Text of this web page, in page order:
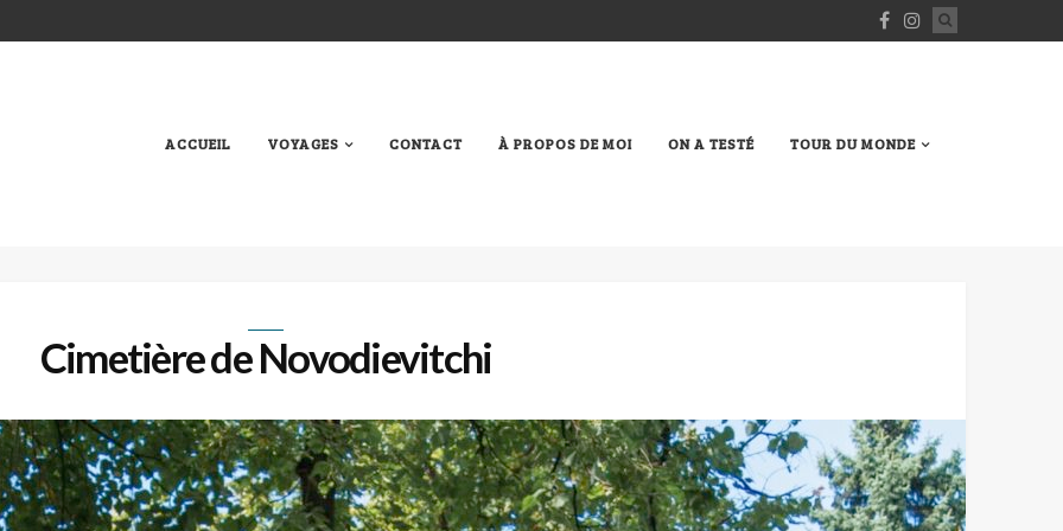
ACCUEIL VOYAGES CONTACT À PROPOS DE MOI ON A TESTÉ TOUR DU MONDE
Cimetière de Novodievitchi